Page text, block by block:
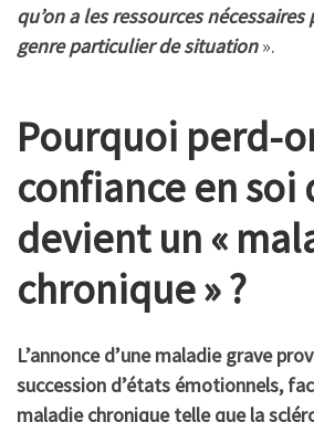
qu’on a les ressources
genre particulier de situation».
Pourquoi perd-
confiance en soi
devient un «
chronique » ?
L’annonce d’une maladie grave
succession d’états émotionnels,
maladie chronique telle que la